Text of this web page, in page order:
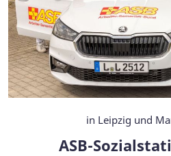
in Leipzig und
ASB-